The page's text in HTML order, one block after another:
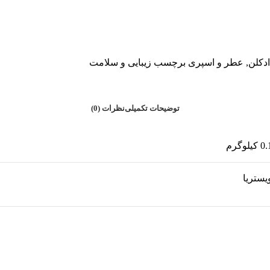
, عطر و اسپری برچسب زیبایی و سلامت
توضیحات تکمیلینظرات (0)
0.1 کیلوگرم